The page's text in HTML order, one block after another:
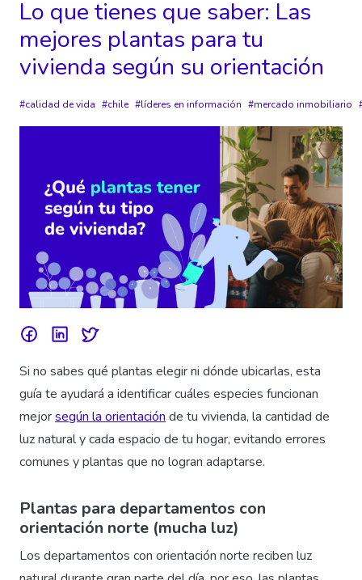
Lo que tienes que saber: Las
mejores plantas para tu
vivienda según su orientación
calidad de vida chile líderes en información mercado inmobiliario
Si no sabes qué plantas elegir ni dónde ubicarlas, esta
guía te ayudará a identificar cuáles especies funcionan
mejorsegún la orientación de tu vivienda, la cantidad de
luz natural y cada espacio de tu hogar, evitando errores
comunes y plantas que no logran adaptarse.
Plantas para departamentos con
orientación norte (mucha luz)
Los departamentos con orientación norte reciben luz